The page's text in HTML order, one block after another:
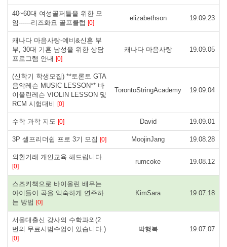
40~60대 여성골퍼들을 위한 모
임------리즈화요 골프클럽 [0]
elizabethson 19.09.23
캐나다 마음사랑-예비&신혼 부
부, 30대 기혼 남성을 위한 상담
프로그램 안내 [0]
캐나다 마음사랑 19.09.05
(신학기 학생모집) **토론토 GTA
음악레슨 MUSIC LESSON** 바
이올린레슨 VIOLIN LESSON 및
RCM 시험대비 [0]
TorontoStringAcademy 19.09.04
수학 과학 지도 [0] David 19.09.01
3P 셀프리더쉽 프로 3기 모집 [0] MoojinJang 19.08.28
외환거래 개인교육 해드립니다.
[0]
rumcoke 19.08.12
스즈키책으로 바이올린 배우는
아이들이 곡을 익숙하게 연주하
는 방법 [0]
KimSara 19.07.18
서울대출신 강사의 수학과외(2
번의 무료시범수업이 있습니다.)
[0]
박행복 19.07.07